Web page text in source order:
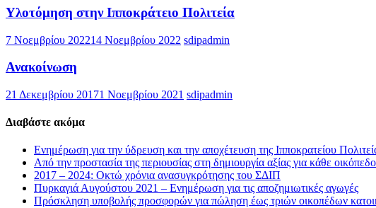
Υλοτόμηση στην Ιπποκράτειο Πολιτεία
7 Νοεμβρίου 202214 Νοεμβρίου 2022 sdipadmin
Ανακοίνωση
21 Δεκεμβρίου 20171 Νοεμβρίου 2021 sdipadmin
Διαβάστε ακόμα
Ενημέρωση για την ύδρευση και την αποχέτευση της Ιπποκρατείου
Από την προστασία της περιουσίας στη δημιουργία αξίας για κάθε
2017 – 2024: Οκτώ χρόνια ανασυγκρότησης του ΣΔΙΠ
Πυρκαγιά Αυγούστου 2021 – Ενημέρωση για τις αποζημιωτικές αγωγές
Πρόσκληση υποβολής προσφορών για πώληση έως τριών οικοπέδων